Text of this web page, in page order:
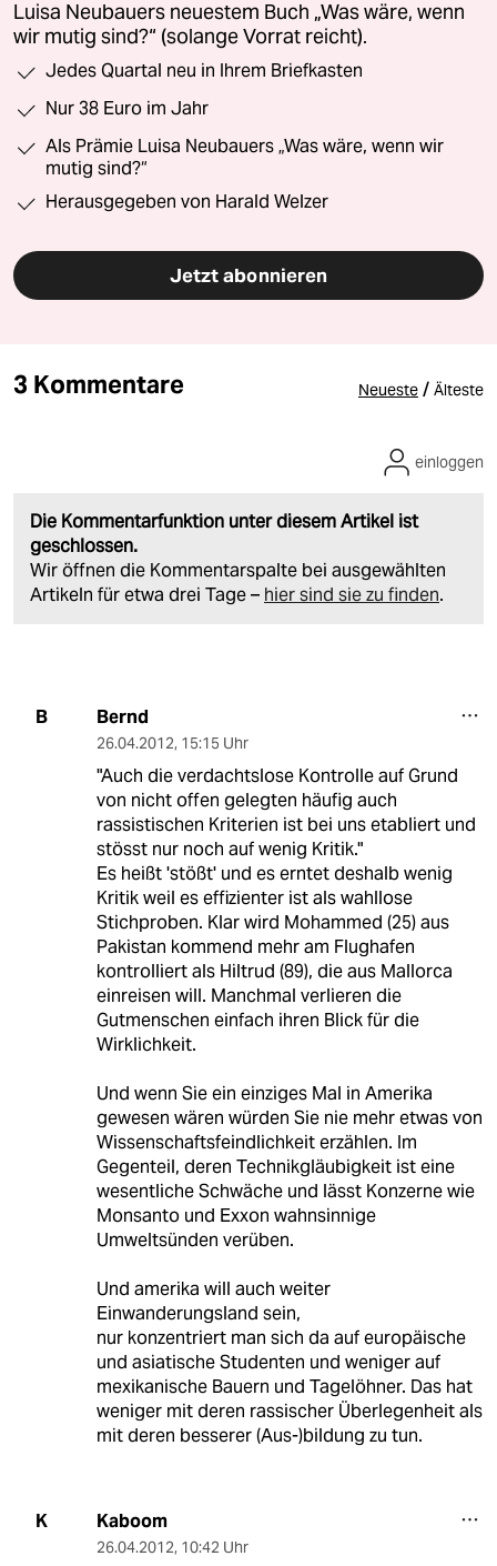
Luisa Neubauers neuestem Buch „Was wäre, wenn
wir mutig sind?“ (solange Vorrat reicht).
Jedes Quartal neu in Ihrem Briefkasten
Nur 38 Euro im Jahr
Als Prämie Luisa Neubauers „Was wäre, wenn wir
mutig sind?“
Herausgegeben von Harald Welzer
Jetzt abonnieren
3 Kommentare Neueste / Älteste
Die Kommentarfunktion unter diesem Artikel ist
geschlossen.
Wir öffnen die Kommentarspalte bei ausgewählten
Artikeln für etwa drei Tage – hier sind sie zu finden.
einloggen
B Bernd
26.04.2012, 15:15 Uhr
"Auch die verdachtslose Kontrolle auf Grund
von nicht offen gelegten häufig auch
rassistischen Kriterien ist bei uns etabliert und
stösst nur noch auf wenig Kritik."
Es heißt 'stößt' und es erntet deshalb wenig
Kritik weil es effizienter ist als wahllose
Stichproben. Klar wird Mohammed (25) aus
Pakistan kommend mehr am Flughafen
kontrolliert als Hiltrud (89), die aus Mallorca
einreisen will. Manchmal verlieren die
Gutmenschen einfach ihren Blick für die
Wirklichkeit.
Und wenn Sie ein einziges Mal in Amerika
gewesen wären würden Sie nie mehr etwas von
Wissenschaftsfeindlichkeit erzählen. Im
Gegenteil, deren Technikgläubigkeit ist eine
wesentliche Schwäche und lässt Konzerne wie
Monsanto und Exxon wahnsinnige
Umweltsünden verüben.
Und amerika will auch weiter
Einwanderungsland sein,
nur konzentriert man sich da auf europäische
und asiatische Studenten und weniger auf
mexikanische Bauern und Tagelöhner. Das hat
weniger mit deren rassischer Überlegenheit als
mit deren besserer (Aus-)bildung zu tun.
K Kaboom
26.04.2012, 10:42 Uhr